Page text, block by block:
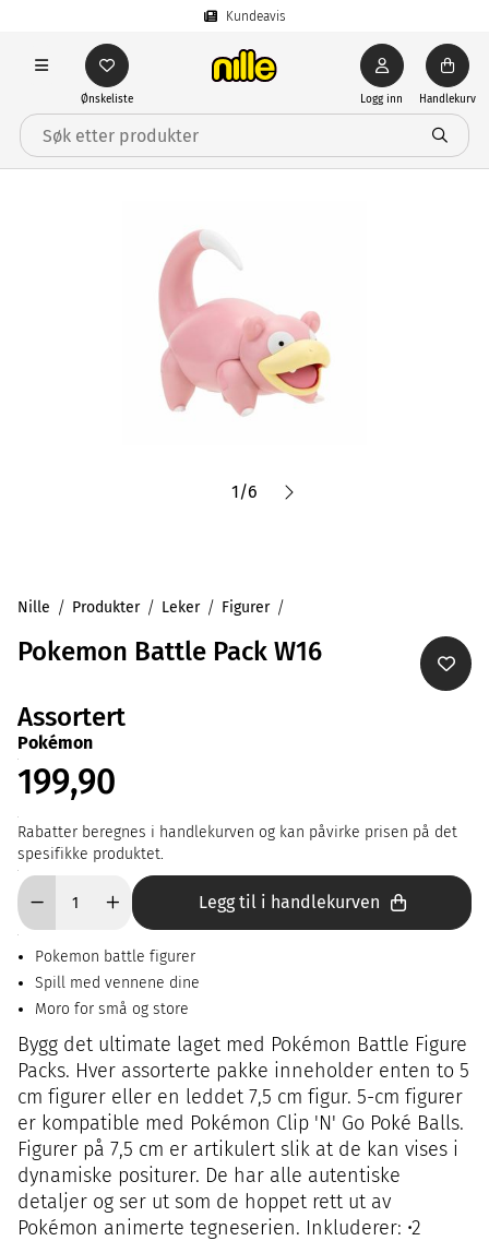
Kundeavis
Ønskeliste Logg inn Handlekurv
1/6
Nille Produkter Leker Figurer
Pokemon Battle Pack W16
Assortert
Pokémon
199,90
Rabatter beregnes i handlekurven og kan påvirke prisen på det
spesifikke produktet.
Legg til i handlekurven
Pokemon battle figurer
Spill med vennene dine
Moro for små og store
Bygg det ultimate laget med Pokémon Battle Figure
Packs. Hver assorterte pakke inneholder enten to 5
cm figurer eller en leddet 7,5 cm figur. 5-cm figurer
er kompatible med Pokémon Clip 'N' Go Poké Balls.
Figurer på 7,5 cm er artikulert slik at de kan vises i
dynamiske positurer. De har alle autentiske
detaljer og ser ut som de hoppet rett ut av
Pokémon animerte tegneserien. Inkluderer: •2